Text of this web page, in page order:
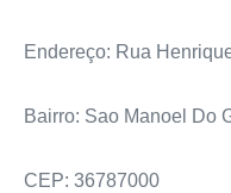
Endereço: Rua
Bairro: Sao Manoel Do
CEP: 36787000